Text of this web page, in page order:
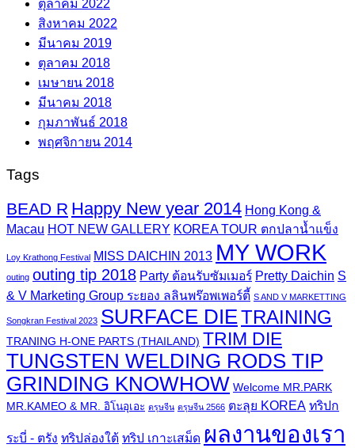
ตุลาคม 2022
สิงหาคม 2022
มีนาคม 2019
ตุลาคม 2018
เมษายน 2018
มีนาคม 2018
กุมภาพันธ์ 2018
พฤศจิกายน 2014
Tags
BEAD R Happy New year 2014 Hong Kong &
Macau HOT NEW GALLERY KOREA TOUR ตกปลาน้ำแข็ง
Loy Krathong Festival MISS DAICHIN 2013 MY WORK
outing outing tip 2018 Party ต้อนรับซัมเมอร์ Pretty Daichin S
& V Marketing Group ระยอง ลลินพร๊อพเพอร์ตี้ S AND V MARKETTING
Songkran Festival 2023 SURFACE DIETRAINING
TRANING H-ONE PARTS (THAILAND) TRIM DIE
TUNGSTEN WELDING RODS TIP
GRINDING KNOWHOW Welcome MR.PARK
MR.KAMEO & MR. อิโนอุเอะ ตรุษจีน ตรุษจีน 2566 ตะลุย KOREA ทริปก
ระบี่ - ตรัง ทริปล่องใต้ ทริป เกาะเสม็ด ผลงานของเรา